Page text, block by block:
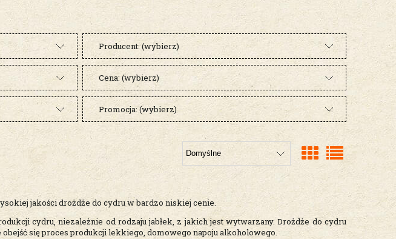
Producent: (wybierz)
Cena: (wybierz)
Promocja: (wybierz)
jakości drożdże do cydru w bardzo niskiej cenie.
cydru, niezależnie od rodzaju jabłek, z jakich jest wytwarzany. Drożdże do cydru
się proces produkcji lekkiego, domowego napoju alkoholowego.